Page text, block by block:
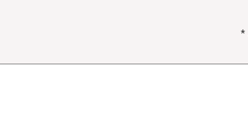
*